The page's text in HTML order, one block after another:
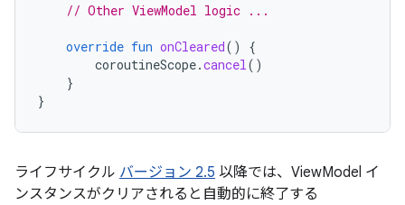
// Other ViewModel logic ...
override fun onCleared()
{
coroutineScope.cancel ()
}
}
ライフサイクル バージョン 2.5 以降では、ViewModel イ
ンスタンスがクリアされると自動的に終了する